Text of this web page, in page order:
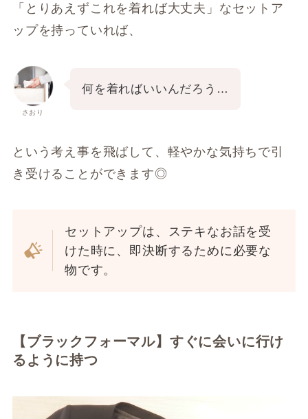
「とりあえずこれを着れば大丈夫」なセットア
ップを持っていれば、
さおり
何を着ればいいんだろう…
という考え事を飛ばして、軽やかな気持ちで引
き受けることができます◎
セットアップは、ステキなお話を受
けた時に、即決断するために必要な
物です。
【ブラックフォーマル】すぐに会いに行け
るように持つ